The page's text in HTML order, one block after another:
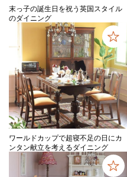
末っ子の誕生日を祝う英国スタイル
のダイニング
ワールドカップで超寝不足の日にカ
ンタン献立を考えるダイニング